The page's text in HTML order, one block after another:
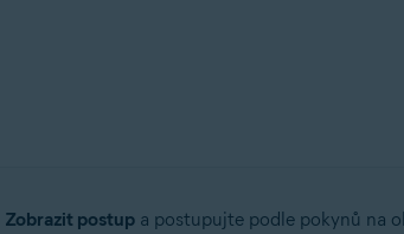
Zobrazit postupa postupujte podle pokynů na